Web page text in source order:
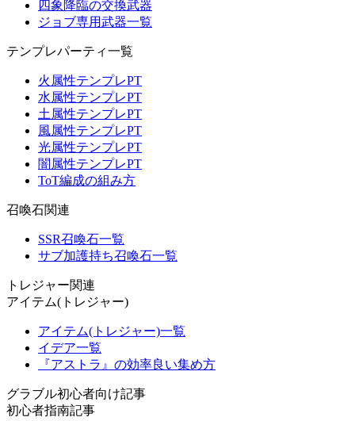
四象降臨の交換武器
ジョブ専用武器一覧
テンプレパーティ一覧
火属性テンプレPT
水属性テンプレPT
土属性テンプレPT
風属性テンプレPT
光属性テンプレPT
闇属性テンプレPT
ToT編成の組み方
召喚石関連
SSR召喚石一覧
サブ加護持ち召喚石一覧
トレジャー関連
アイテム(トレジャー)
アイテム(トレジャー)一覧
イデア一覧
『アストラ』の効率良い集め方
グラブル初心者向け記事
初心者指南記事